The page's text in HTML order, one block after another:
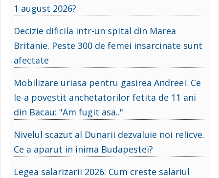
1 august 2026?
Decizie dificila intr-un spital din Marea
Britanie. Peste 300 de femei insarcinate sunt
afectate
Mobilizare uriasa pentru gasirea Andreei. Ce
le-a povestit anchetatorilor fetita de 11 ani
din Bacau: "Am fugit asa.."
Nivelul scazut al Dunarii dezvaluie noi relicve.
Ce a aparut in inima Budapestei?
Legea salarizarii 2026: Cum creste salariul